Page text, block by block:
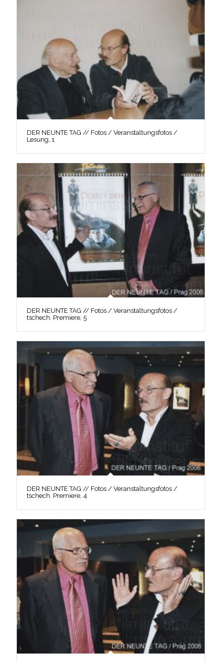
DER NEUNTE TAG // Fotos / Veranstaltungsfotos /
Lesung, 1
DER NEUNTE TAG // Fotos / Veranstaltungsfotos /
tschech. Premiere, 5
DER NEUNTE TAG // Fotos / Veranstaltungsfotos /
tschech. Premiere, 4